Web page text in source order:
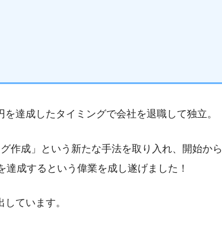
達成したタイミングで会社を退職して独立。
作成」という新たな手法を取り入れ、開始から
達成するという偉業を成し遂げました！
ています。